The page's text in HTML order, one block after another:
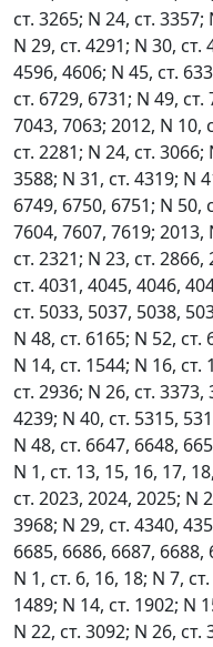
ст. 3265; N 24, ст.
N 29, ст. 4291; N 30,
4596, 4606; N 45, ст.
ст. 6729, 6731; N 49,
7043, 7063; 2012, N 10,
ст. 2281; N 24, ст.
3588; N 31, ст. 4319; N
6749, 6750, 6751; N 50,
7604, 7607, 7619; 2013,
ст. 2321; N 23, ст.
ст. 4031, 4045, 4046,
ст. 5033, 5037, 5038,
N 48, ст. 6165; N 52, ст.
N 14, ст. 1544; N 16,
ст. 2936; N 26, ст.
4239; N 40, ст. 5315,
N 48, ст. 6647, 6648,
N 1, ст. 13, 15, 16, 17,
ст. 2023, 2024, 2025; N
3968; N 29, ст. 4340,
6685, 6686, 6687, 6688,
N 1, ст. 6, 16, 18; N 7,
1489; N 14, ст. 1902; N
N 22, ст. 3092; N 26,